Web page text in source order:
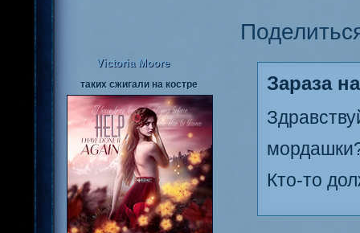
Victoria Moore
таких сжигали на костре Зараза
Кто-то